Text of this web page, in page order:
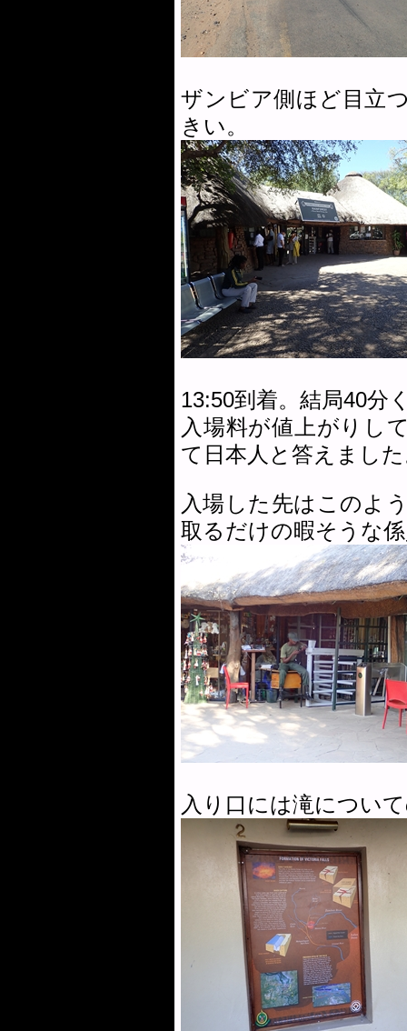
ザンビア側ほど目立
きい。
13:50到着。結局40分
入場料が値上がりし
て日本人と答えまし
入場した先はこのよ
取るだけの暇そうな
入り口には滝につい